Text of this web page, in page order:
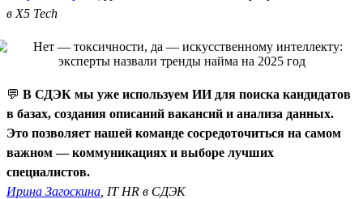
в X5 Tech
💬 В СДЭК мы уже используем ИИ для поиска кандидатов
в базах, создания описаний вакансий и анализа данных.
Это позволяет нашей команде сосредоточиться на самом
важном — коммуникациях и выборе лучших
специалистов.
Ирина Загоскина , IT HR в СДЭК